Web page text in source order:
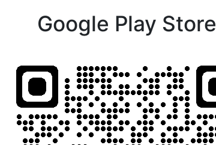
Google Play Store